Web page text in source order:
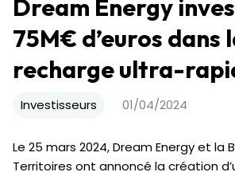
Dream Energy
75M€ d’euros dans
recharge ultra-
Investisseurs 01/04/2024
Le 25 mars 2024, Dream Energy et la
Territoires ont annoncé la création